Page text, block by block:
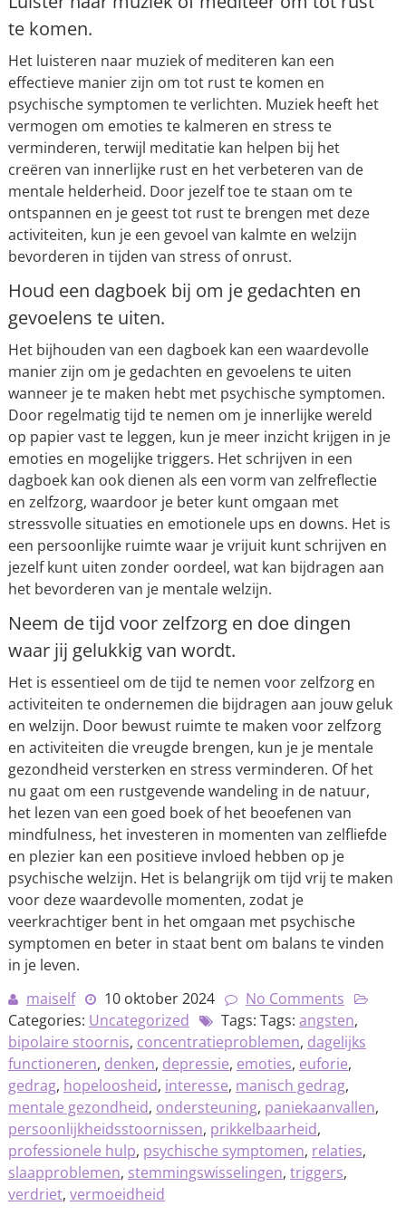
te komen.
Het luisteren naar muziek of mediteren kan een
effectieve manier zijn om tot rust te komen en
psychische symptomen te verlichten. Muziek heeft het
vermogen om emoties te kalmeren en stress te
verminderen, terwijl meditatie kan helpen bij het
creëren van innerlijke rust en het verbeteren van de
mentale helderheid. Door jezelf toe te staan om te
ontspannen en je geest tot rust te brengen met deze
activiteiten, kun je een gevoel van kalmte en welzijn
bevorderen in tijden van stress of onrust.
Houd een dagboek bij om je gedachten en
gevoelens te uiten.
Het bijhouden van een dagboek kan een waardevolle
manier zijn om je gedachten en gevoelens te uiten
wanneer je te maken hebt met psychische symptomen.
Door regelmatig tijd te nemen om je innerlijke wereld
op papier vast te leggen, kun je meer inzicht krijgen in je
emoties en mogelijke triggers. Het schrijven in een
dagboek kan ook dienen als een vorm van zelfreflectie
en zelfzorg, waardoor je beter kunt omgaan met
stressvolle situaties en emotionele ups en downs. Het is
een persoonlijke ruimte waar je vrijuit kunt schrijven en
jezelf kunt uiten zonder oordeel, wat kan bijdragen aan
het bevorderen van je mentale welzijn.
Neem de tijd voor zelfzorg en doe dingen
waar jij gelukkig van wordt.
Het is essentieel om de tijd te nemen voor zelfzorg en
activiteiten te ondernemen die bijdragen aan jouw geluk
en welzijn. Door bewust ruimte te maken voor zelfzorg
en activiteiten die vreugde brengen, kun je je mentale
gezondheid versterken en stress verminderen. Of het
nu gaat om een rustgevende wandeling in de natuur,
het lezen van een goed boek of het beoefenen van
mindfulness, het investeren in momenten van zelfliefde
en plezier kan een positieve invloed hebben op je
psychische welzijn. Het is belangrijk om tijd vrij te maken
voor deze waardevolle momenten, zodat je
veerkrachtiger bent in het omgaan met psychische
symptomen en beter in staat bent om balans te vinden
in je leven.
maiself
10 oktober 2024
No Comments
Categories: Uncategorized Tags: Tags: angsten,
bipolaire stoornis, concentratieproblemen, dagelijks
functioneren, denken, depressie, emoties, euforie,
gedrag, hopeloosheid, interesse, manisch gedrag,
mentale gezondheid, ondersteuning, paniekaanvallen,
persoonlijkheidsstoornissen, prikkelbaarheid,
professionele hulp, psychische symptomen, relaties,
slaapproblemen, stemmingswisselingen, triggers,
verdriet, vermoeidheid